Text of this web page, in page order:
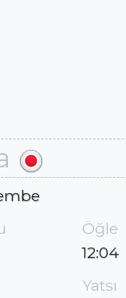
Öğle
12:04
Yatsı